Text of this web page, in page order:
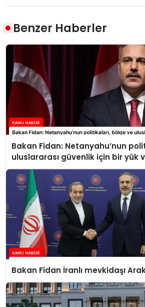
Benzer Haberler
Bakan Fidan: Netanyahu’nun
uluslararası güvenlik için bir yük
Bakan Fidan İranlı mevkidaşı